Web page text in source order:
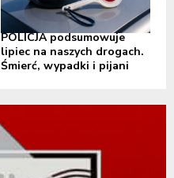
POLICJA podsumowuje
lipiec na naszych drogach.
Śmierć, wypadki i pijani